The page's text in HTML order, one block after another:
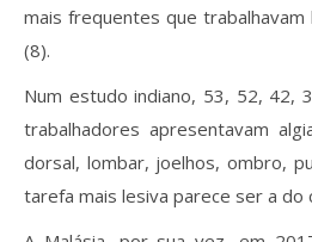
mais frequentes que
(8).
Num estudo indiano, 53, 52, 42,
trabalhadores apresentavam
dorsal, lombar, joelhos, ombro,
tarefa mais lesiva parece ser a do